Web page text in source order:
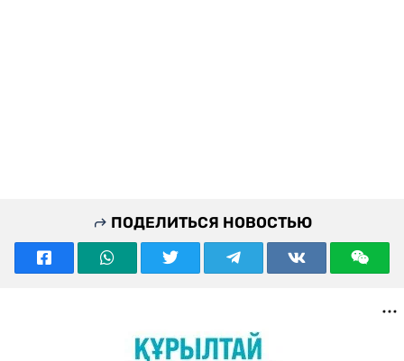
ПОДЕЛИТЬСЯ НОВОСТЬЮ